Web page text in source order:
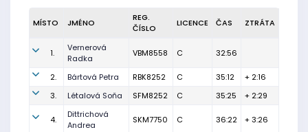
MÍSTO JMÉNO
REG.
ČÍSLO
LICENCE ČAS ZTRÁTA
1.
Vernerová
Radka
VBM8558 C 32:56
2. Bártová Petra RBK8252 C 35:12
+ 2:16
3.
Létalová Soňa SFM8252 C 35:25 + 2:29
4.
Dittrichová
Andrea
SKM7750 C 36:22 + 3:26